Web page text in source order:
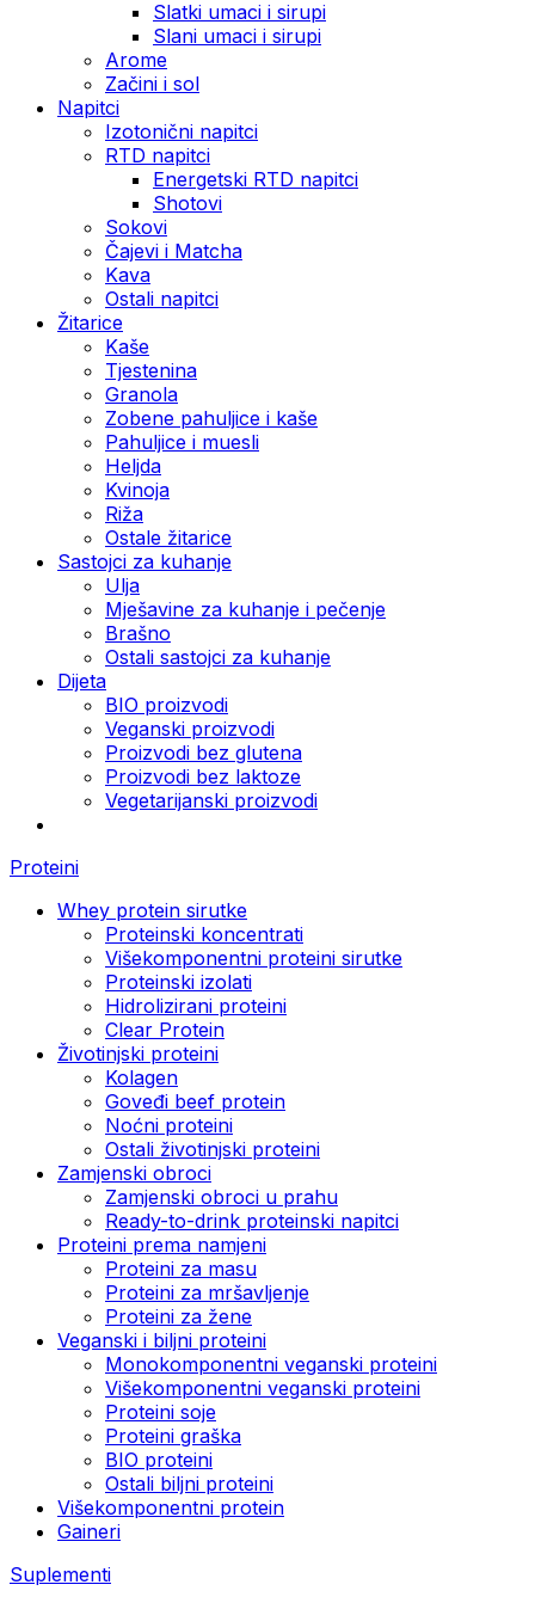
Slatki umaci i sirupi
Slani umaci i sirupi
Arome
Začini i sol
Napitci
Izotonični napitci
RTD napitci
Energetski RTD napitci
Shotovi
Sokovi
Čajevi i Matcha
Kava
Ostali napitci
Žitarice
Kaše
Tjestenina
Granola
Zobene pahuljice i kaše
Pahuljice i muesli
Heljda
Kvinoja
Riža
Ostale žitarice
Sastojci za kuhanje
Ulja
Mješavine za kuhanje i pečenje
Brašno
Ostali sastojci za kuhanje
Dijeta
BIO proizvodi
Veganski proizvodi
Proizvodi bez glutena
Proizvodi bez laktoze
Vegetarijanski proizvodi
Proteini
Whey protein sirutke
Proteinski koncentrati
Višekomponentni proteini sirutke
Proteinski izolati
Hidrolizirani proteini
Clear Protein
Životinjski proteini
Kolagen
Goveđi beef protein
Noćni proteini
Ostali životinjski proteini
Zamjenski obroci
Zamjenski obroci u prahu
Ready-to-drink proteinski napitci
Proteini prema namjeni
Proteini za masu
Proteini za mršavljenje
Proteini za žene
Veganski i biljni proteini
Monokomponentni veganski proteini
Višekomponentni veganski proteini
Proteini soje
Proteini graška
BIO proteini
Ostali biljni proteini
Višekomponentni protein
Gaineri
Suplementi